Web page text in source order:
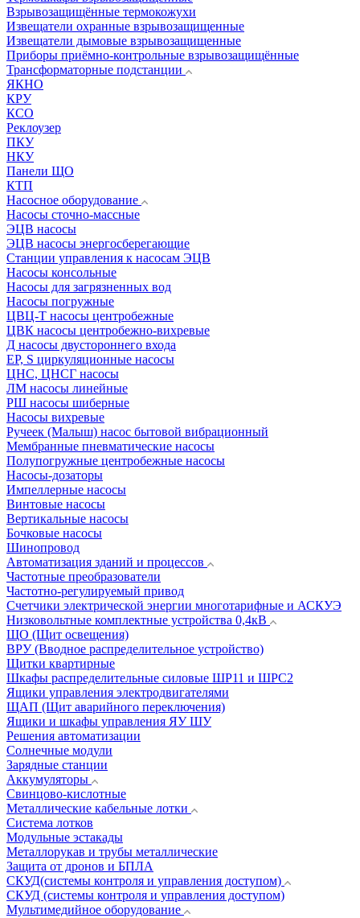
Взрывозащищённые термокожухи
Извещатели охранные взрывозащищенные
Извещатели дымовые взрывозащищенные
Приборы приёмно-контрольные взрывозащищённые
Трансформаторные подстанции
ЯКНО
КРУ
КСО
Реклоузер
ПКУ
НКУ
Панели ЩО
КТП
Насосное оборудование
Насосы сточно-массные
ЭЦВ насосы
ЭЦВ насосы энергосберегающие
Станции управления к насосам ЭЦВ
Насосы консольные
Насосы для загрязненных вод
Насосы погружные
ЦВЦ-Т насосы центробежные
ЦВК насосы центробежно-вихревые
Д насосы двустороннего входа
EP, S циркуляционные насосы
ЦНС, ЦНСГ насосы
ЛМ насосы линейные
РШ насосы шиберные
Насосы вихревые
Ручеек (Малыш) насос бытовой вибрационный
Мембранные пневматические насосы
Полупогружные центробежные насосы
Насосы-дозаторы
Импеллерные насосы
Винтовые насосы
Вертикальные насосы
Бочковые насосы
Шинопровод
Автоматизация зданий и процессов
Частотные преобразователи
Частотно-регулируемый привод
Счетчики электрической энергии многотарифные и АСКУЭ
Низковольтные комплектные устройства 0,4кВ
ЩО (Щит освещения)
ВРУ (Вводное распределительное устройство)
Щитки квартирные
Шкафы распределительные силовые ШР11 и ШРС2
Ящики управления электродвигателями
ЩАП (Щит аварийного переключения)
Ящики и шкафы управления ЯУ ШУ
Решения автоматизации
Солнечные модули
Зарядные станции
Аккумуляторы
Свинцово-кислотные
Металлические кабельные лотки
Система лотков
Модульные эстакады
Металлорукав и трубы металлические
Защита от дронов и БПЛА
СКУД(системы контроля и управления доступом)
СКУД (системы контроля и управления доступом)
Мультимедийное оборудование